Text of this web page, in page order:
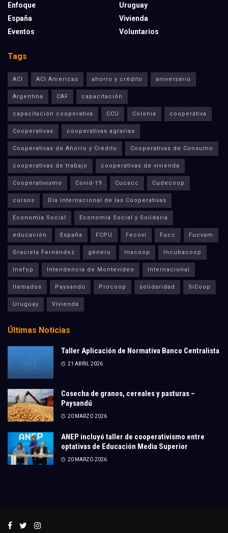
Enfoque
España
Eventos
Uruguay
Vivienda
Voluntarios
Tags
ACI ACI Americas ahorro y crédito aniversario
Argentina CAF capacitación
capacitación cooperativa CCU Colonia cooperativa
Cooperativas cooperativas agrarias
Cooperativas de Ahorro y Crédito Cooperativas de Consumo
cooperativas de trabajo cooperativas de vivienda
Cooperativismo Covid-19 Cucacc Cudecoop
cursos Día Internacional de las Cooperativas
Economía Social Economía Social y Solidaria
educación España FCPU Fecovi Fucc Fucvam
Graciela Fernández género Inacoop Incubacoop
Inefop Intendencia de Montevideo Internacional
llamados Paysandú Procoop solidaridad SíCoop
Uruguay Vivienda
Últimas Noticias
Taller Aplicación de Normativa Banco Centralista
21 ABRIL 2026
Cosecha de granos, cereales y pasturas –
Paysandú
20 MARZO 2026
ANEP incluyó taller de cooperativismo entre
optativas de Educación Media Superior
20 MARZO 2026